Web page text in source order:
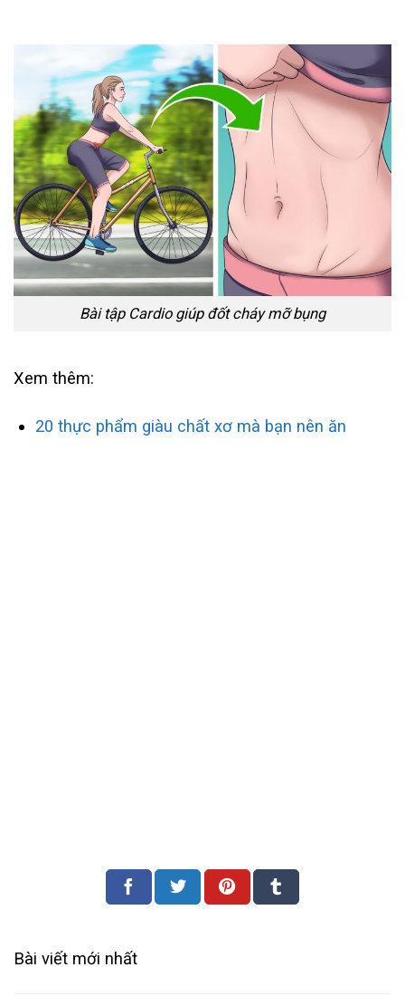
Bài tập Cardio giúp đốt cháy mỡ bụng
Xem thêm:
20 thực phẩm giàu chất xơ mà bạn nên ăn
Bài viết mới nhất